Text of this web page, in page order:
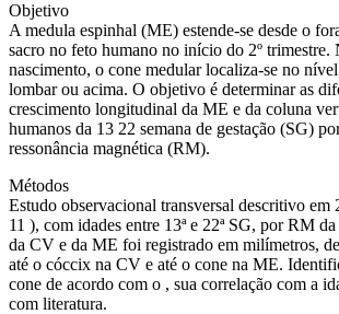
Objetivo
A medula espinhal (ME) estende-se desde o
sacro no feto humano no início do 2º trimestre.
nascimento, o cone medular localiza-se no
lombar ou acima. O objetivo é determinar as
crescimento longitudinal da ME e da coluna
humanos da 13 22 semana de gestação (SG)
ressonância magnética (RM).
Métodos
Estudo observacional transversal descritivo em
11 ), com idades entre 13ª e 22ª SG, por RM
da CV e da ME foi registrado em milímetros,
até o cóccix na CV e até o cone na ME.
cone de acordo com o , sua correlação com a
com literatura.